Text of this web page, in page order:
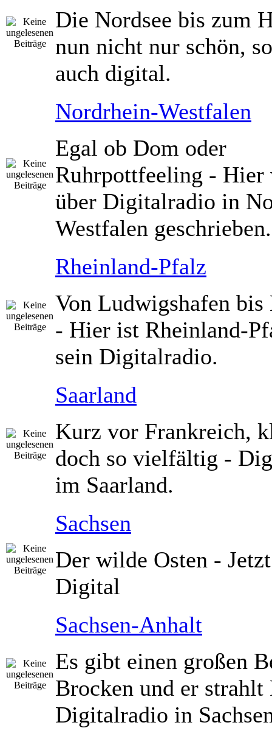
Die Nordsee bis zum
nun nicht nur schön,
auch digital.
Nordrhein-Westfalen
Egal ob Dom oder
Ruhrpottfeeling - Hier
über Digitalradio in
Westfalen geschrieben.
Rheinland-Pfalz
Von Ludwigshafen bis
- Hier ist Rheinland-
sein Digitalradio.
Saarland
Kurz vor Frankreich,
doch so vielfältig -
im Saarland.
Sachsen
Der wilde Osten -
Digital
Sachsen-Anhalt
Es gibt einen großen
Brocken und er
Digitalradio in